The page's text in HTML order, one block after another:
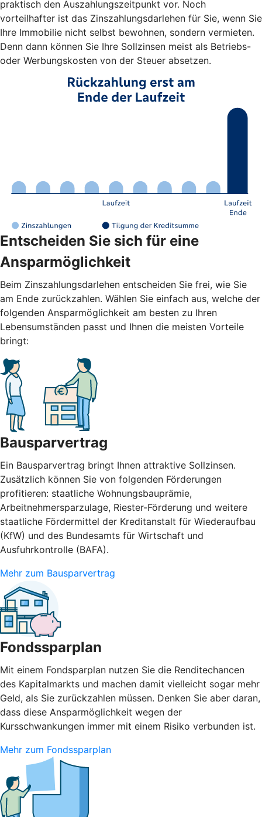
praktisch den Auszahlungszeitpunkt vor. Noch
vorteilhafter ist das Zinszahlungsdarlehen für Sie, wenn Sie
Ihre Immobilie nicht selbst bewohnen, sondern vermieten.
Denn dann können Sie Ihre Sollzinsen meist als Betriebs-
oder Werbungskosten von der Steuer absetzen.
Entscheiden Sie sich für eine
Ansparmöglichkeit
Beim Zinszahlungsdarlehen entscheiden Sie frei, wie Sie
am Ende zurückzahlen. Wählen Sie einfach aus, welche der
folgenden Ansparmöglichkeit am besten zu Ihren
Lebensumständen passt und Ihnen die meisten Vorteile
bringt:
Bausparvertrag
Ein Bausparvertrag bringt Ihnen attraktive Sollzinsen.
Zusätzlich können Sie von folgenden Förderungen
profitieren: staatliche Wohnungsbauprämie,
Arbeitnehmersparzulage, Riester-Förderung und weitere
staatliche Fördermittel der Kreditanstalt für Wiederaufbau
(KfW) und des Bundesamts für Wirtschaft und
Ausfuhrkontrolle (BAFA).
Mehr zum Bausparvertrag
Fondssparplan
Mit einem Fondsparplan nutzen Sie die Renditechancen
des Kapitalmarkts und machen damit vielleicht sogar mehr
Geld, als Sie zurückzahlen müssen. Denken Sie aber daran,
dass diese Ansparmöglichkeit wegen der
Kursschwankungen immer mit einem Risiko verbunden ist.
Mehr zum Fondssparplan